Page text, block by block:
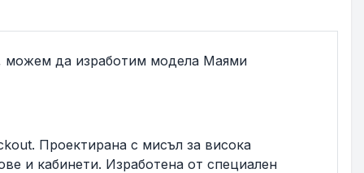
можем да изработим модела Маями
Проектирана с мисъл за висока
и кабинети. Изработена от специален